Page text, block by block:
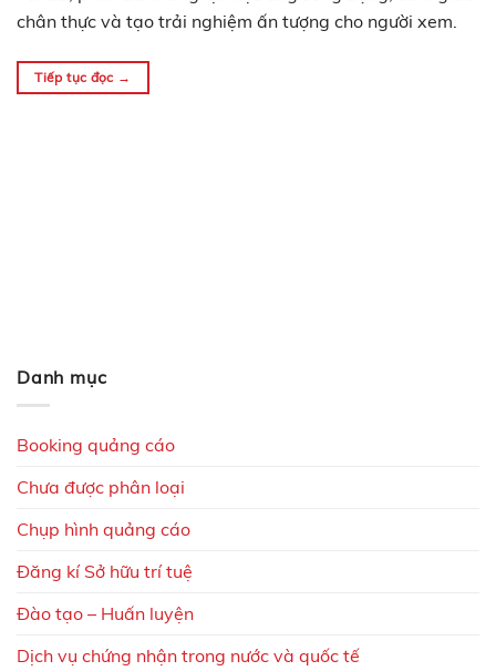
chân thực và tạo trải nghiệm ấn tượng cho người xem.
Tiếp tục đọc →
Danh mục
Booking quảng cáo
Chưa được phân loại
Chụp hình quảng cáo
Đăng kí Sở hữu trí tuệ
Đào tạo – Huấn luyện
Dịch vụ chứng nhận trong nước và quốc tế